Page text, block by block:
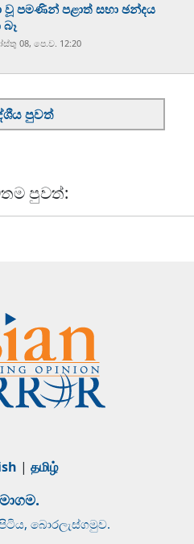
වූ පමණින් පළාත් සභා ඡන්දය
08, පෙ.ව. 12:20
පුවත්
පුවත්:
| தமிழ்
බොරලැස්ගමුව.